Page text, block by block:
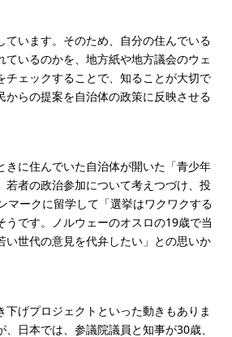
ています。そのため、自分の住んでいる
ているのかを、地方紙や地方議会のウェ
チェックすることで、知ることが大切で
からの提案を自治体の政策に反映させる
きに住んでいた自治体が開いた「青少年
若者の政治参加について考えつづけ、投
マークに留学して「選挙はワクワクする
うです。ノルウェーのオスロの19歳で当
い世代の意見を代弁したい」との思いか
下げプロジェクトといった動きもありま
日本では、参議院議員と知事が30歳、